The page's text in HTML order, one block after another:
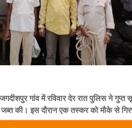
गांव में रविवार देर रात पुलिस ने गुप्त
की। इस दौरान एक तस्कर को मौके से